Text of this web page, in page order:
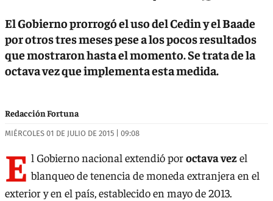
El Gobierno prorrogó el uso del Cedin y el Baade
por otros tres meses pese a los pocos resultados
que mostraron hasta el momento. Se trata de la
octava vez que implementa esta medida.
Redacción Fortuna
MIÉRCOLES 01 DE JULIO DE 2015 | 09:08
E l Gobierno nacional extendió poroctava vezel
blanqueo de tenencia de moneda extranjera en el
exterior y en el país, establecido en mayo de 2013.